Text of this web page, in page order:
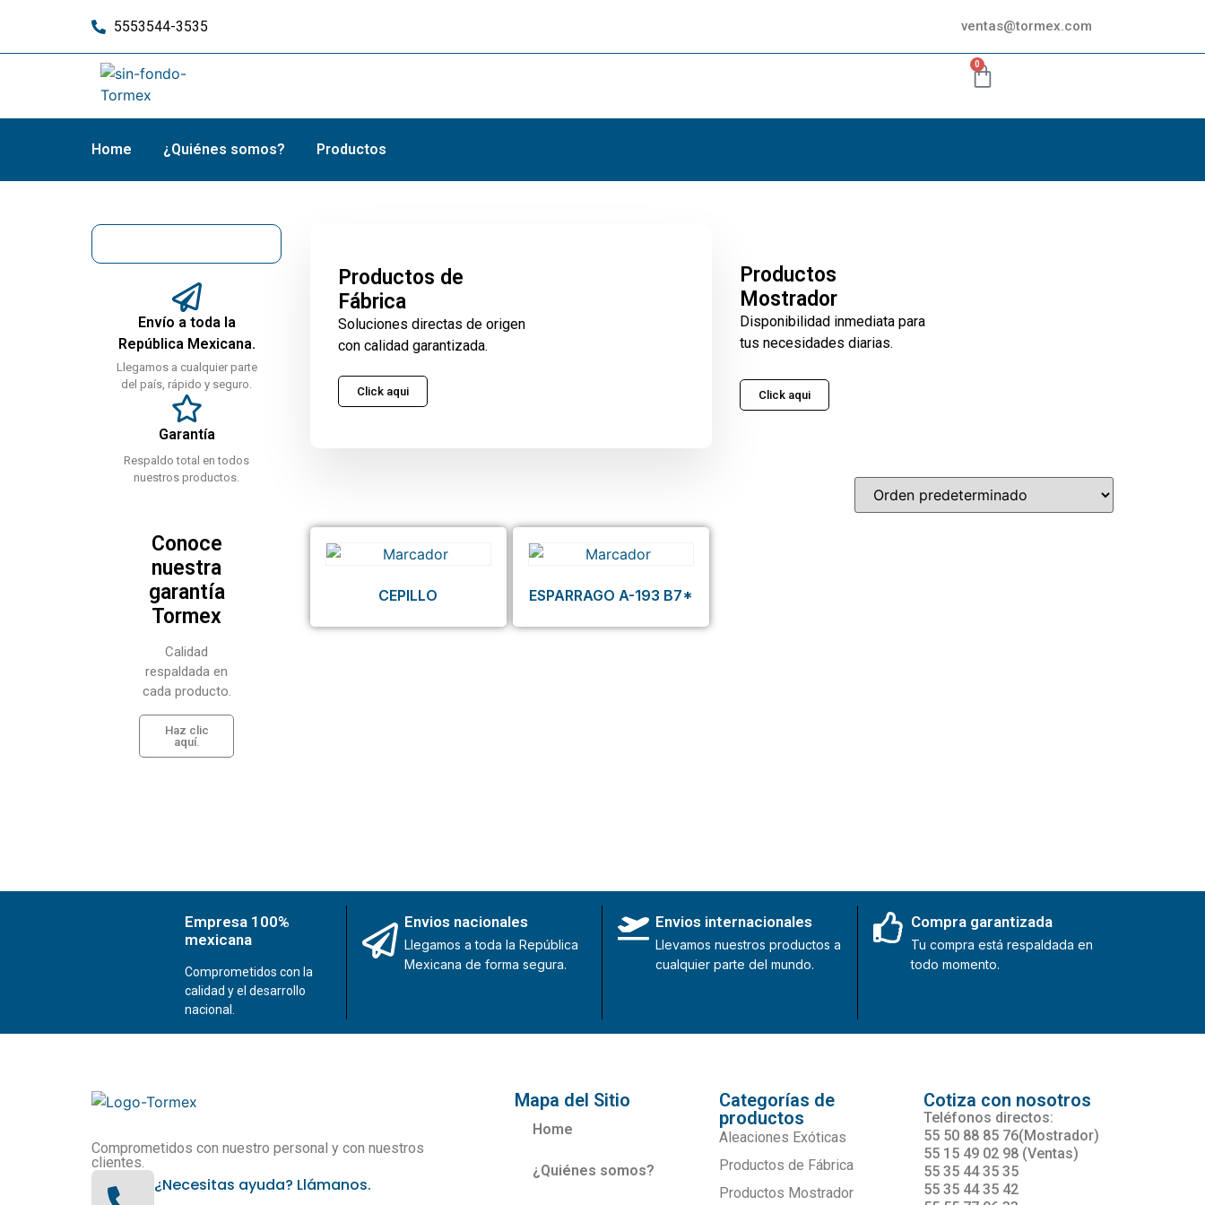
5553544-3535 ventas@tormex.com
0
Home ¿Quiénes somos? Productos
Envío a toda la
República Mexicana.
Llegamos a cualquier parte
del país, rápido y seguro.
Garantía
Respaldo total en todos
nuestros productos.
Conoce
nuestra
garantía
Tormex
Calidad
respaldada en
cada producto.
Haz clic
aquí.
Productos de
Fábrica
Soluciones directas de origen
con calidad garantizada.
Click aqui
Productos
Mostrador
Disponibilidad inmediata para
tus necesidades diarias.
Click aqui
CEPILLO ESPARRAGO A-193 B7*
Empresa 100%
mexicana
Comprometidos con la
calidad y el desarrollo
nacional.
Envios nacionales
Llegamos a toda la República
Mexicana de forma segura.
Envios internacionales
Llevamos nuestros productos a
cualquier parte del mundo.
Compra garantizada
Tu compra está respaldada en
todo momento.
Comprometidos con nuestro personal y con nuestros
clientes.
¿Necesitas ayuda? Llámanos.
Mapa del Sitio
Home
¿Quiénes somos?
Categorías de
productos
Aleaciones Exóticas
Productos de Fábrica
Productos Mostrador
Cotiza con nosotros
Teléfonos directos:
55 50 88 85 76(Mostrador)
55 15 49 02 98 (Ventas)
55 35 44 35 35
55 35 44 35 42